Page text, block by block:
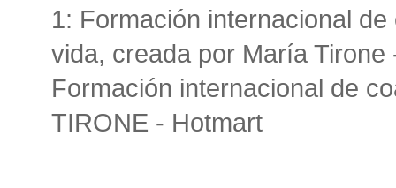
1: Formación internacional
vida, creada por María
Formación internacional de
TIRONE - Hotmart